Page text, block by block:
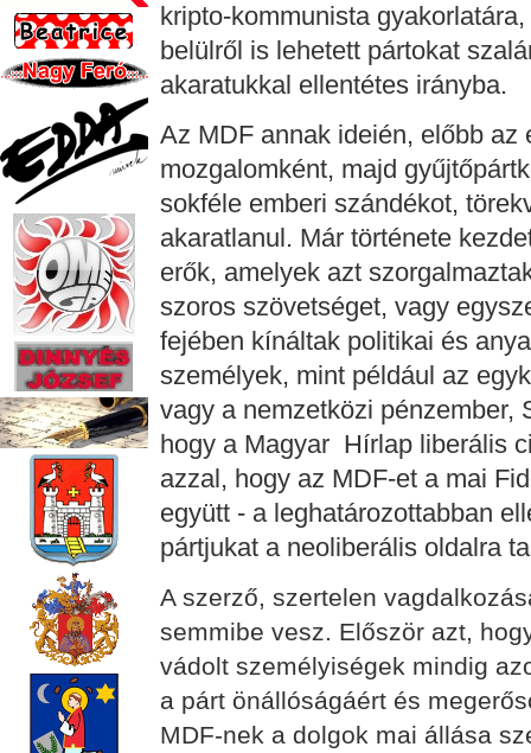
kripto-kommunista
belülről is lehetett pártokat
akaratukkal ellentétes irányba.
Az MDF annak ideién, előbb
mozgalomként, majd
sokféle emberi szándékot,
akaratlanul. Már története
erők, amelyek azt
szoros szövetséget, vagy
fejében kínáltak politikai és
személyek, mint például az
vagy a nemzetközi pénzember,
hogy a Magyar Hírlap liberális
azzal, hogy az MDF-et a mai
együtt - a leghatározottabban
pártjukat a neoliberális oldalra
A szerző, szertelen
semmibe vesz. Először azt,
vádolt személyiségek mindig
a párt önállóságáért és
MDF-nek a dolgok mai állása